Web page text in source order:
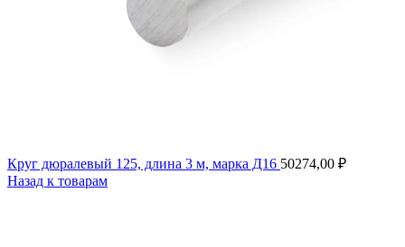
Круг дюралевый 125, длина 3 м, марка Д16 50274,00 ₽
Назад к товарам